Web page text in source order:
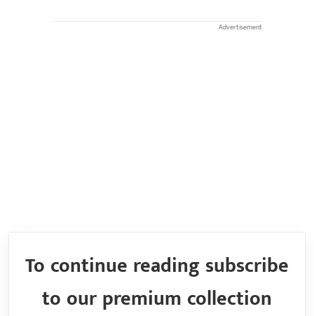
Advertisement
To continue reading subscribe
to our premium collection